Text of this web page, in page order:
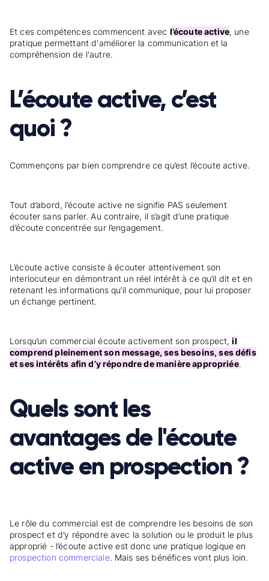
Et ces compétences commencent avec l’écoute active, une
pratique permettant d'améliorer la communication et la
compréhension de l'autre.
L’écoute active, c’est
quoi ?
Commençons par bien comprendre ce qu’est l’écoute active.
Tout d’abord, l’écoute active ne signifie PAS seulement
écouter sans parler. Au contraire, il s’agit d’une pratique
d’écoute concentrée sur l’engagement.
L’écoute active consiste à écouter attentivement son
interlocuteur en démontrant un réel intérêt à ce qu’il dit et en
retenant les informations qu’il communique, pour lui proposer
un échange pertinent.
Lorsqu’un commercial écoute activement son prospect,il
comprend pleinement son message, ses besoins, ses défis
et ses intérêts afin d’y répondre de manière appropriée.
Quels sont les
avantages de l'écoute
active en prospection ?
Le rôle du commercial est de comprendre les besoins de son
prospect et d’y répondre avec la solution ou le produit le plus
approprié - l’écoute active est donc une pratique logique en
prospection commerciale. Mais ses bénéfices vont plus loin.